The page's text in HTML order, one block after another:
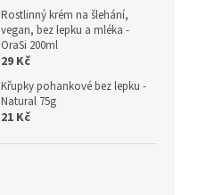
Rostlinný krém na šlehání,
vegan, bez lepku a mléka -
OraSi 200ml
29 Kč
Křupky pohankové bez lepku -
Natural 75g
21 Kč